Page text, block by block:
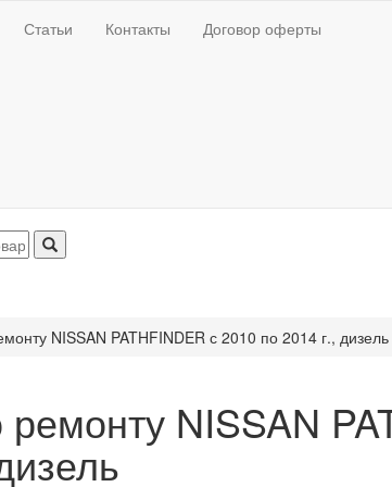
Статьи Контакты Договор оферты
NISSAN PATHFINDER с 2010 по 2014 г., дизель
ремонту NISSAN